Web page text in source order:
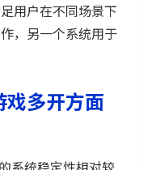
用户在不同场景下
，另一个系统用于
多开方面